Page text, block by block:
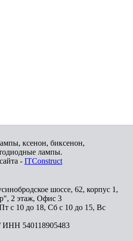
ксенон, биксенон,
лампы.
- ITConstruct
шоссе, 62, корпус 1,
2 этаж, Офис 3
с 10 до 18, Сб с 10 до 15, Вс
ИНН 540118905483